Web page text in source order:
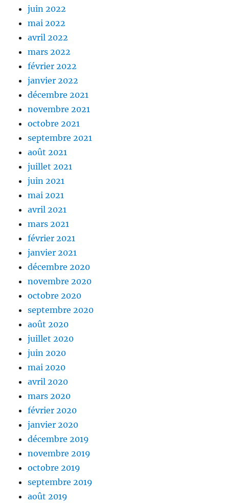
juin 2022
mai 2022
avril 2022
mars 2022
février 2022
janvier 2022
décembre 2021
novembre 2021
octobre 2021
septembre 2021
août 2021
juillet 2021
juin 2021
mai 2021
avril 2021
mars 2021
février 2021
janvier 2021
décembre 2020
novembre 2020
octobre 2020
septembre 2020
août 2020
juillet 2020
juin 2020
mai 2020
avril 2020
mars 2020
février 2020
janvier 2020
décembre 2019
novembre 2019
octobre 2019
septembre 2019
août 2019